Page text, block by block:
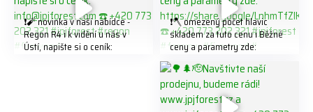
❗️🧨 novinka v naší nabídce -
Regon R4 ℹ️ k vidění u nás v
Ústí, napište si o ceník:
❗️🪓 omezený počet hlavic
skladem za tuto cenu ℹ️ Běžné
ceny a parametry zde:
K8W5t7i6o ☎️ +420 773 202
321 #jpjforest #forsmw
#firewood #